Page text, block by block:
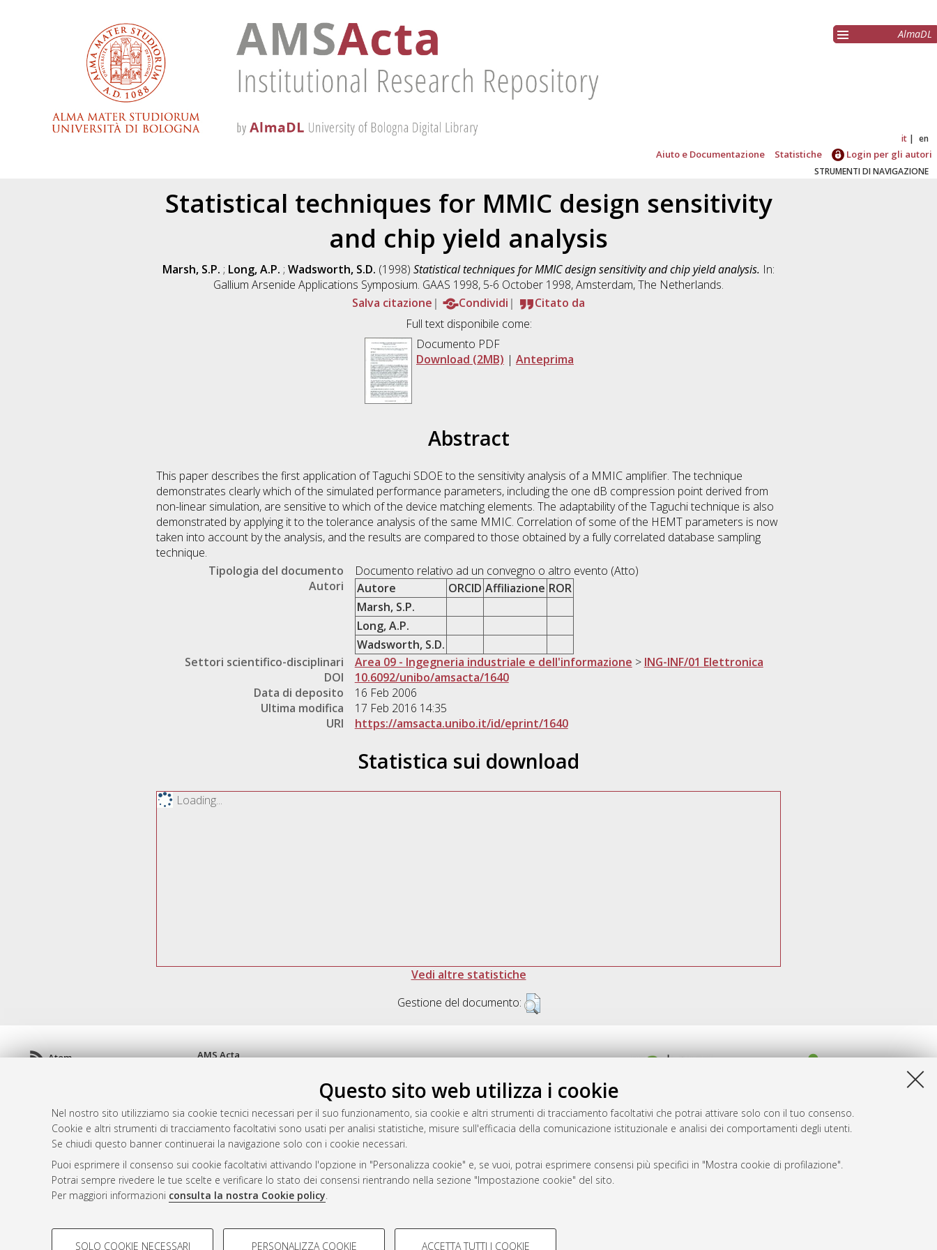
Questo sito web utilizza i cookie
Nel nostro sito utilizziamo sia cookie tecnici necessari per il suo funzionamento, sia cookie e altri strumenti di tracciamento facoltativi che potrai attivare solo con il tuo consenso.
Cookie e altri strumenti di tracciamento facoltativi sono usati per analisi statistiche, misure sull'efficacia della comunicazione istituzionale e analisi dei comportamenti degli utenti.
Se chiudi questo banner continuerai la navigazione solo con i cookie necessari.
Puoi esprimere il consenso sui cookie facoltativi attivando l'opzione in "Personalizza cookie" e, se vuoi, potrai esprimere consensi più specifici in "Mostra cookie di profilazione".
Potrai sempre rivedere le tue scelte e verificare lo stato dei consensi rientrando nella sezione "Impostazione cookie" del sito.
Per maggiori informazioni consulta la nostra Cookie policy.
COOKIE DI PROFILAZIONE - FACOLTATIVI COOKIE TECNICI - NECESSARI
SOLO COOKIE NECESSARI PERSONALIZZA COOKIE ACCETTA TUTTI I COOKIE
AlmaDL
it en
Aiuto e Documentazione Statistiche Login per gli autori
STRUMENTI DI NAVIGAZIONE
Statistical techniques for MMIC design sensitivity
and chip yield analysis
Marsh, S.P. ; Long, A.P. ; Wadsworth, S.D. (1998) Statistical techniques for MMIC design sensitivity and chip yield analysis. In:
Gallium Arsenide Applications Symposium. GAAS 1998, 5-6 October 1998, Amsterdam, The Netherlands.
Salva citazione
Condividi
Citato da
Full text disponibile come:
Documento PDF
Download (2MB) | Anteprima
Abstract
This paper describes the first application of Taguchi SDOE to the sensitivity analysis of a MMIC amplifier. The technique
demonstrates clearly which of the simulated performance parameters, including the one dB compression point derived from
non-linear simulation, are sensitive to which of the device matching elements. The adaptability of the Taguchi technique is also
demonstrated by applying it to the tolerance analysis of the same MMIC. Correlation of some of the HEMT parameters is now
taken into account by the analysis, and the results are compared to those obtained by a fully correlated database sampling
technique.
Tipologia del documento
Documento relativo ad un convegno o altro evento (Atto)
Autori
Autore ORCID Affiliazione ROR
Marsh, S.P.
Long, A.P.
Wadsworth, S.D.
Settori scientifico-disciplinari
Area 09 - Ingegneria industriale e dell'informazione > ING-INF/01 Elettronica
DOI
10.6092/unibo/amsacta/1640
Data di deposito
16 Feb 2006
Ultima modifica
17 Feb 2016 14:35
URI
https://amsacta.unibo.it/id/eprint/1640
Statistica sui download
Loading...
Vedi altre statistiche
Gestione del documento:
Atom
AMS Acta
doi.org/10.17616/R3P19R
Servizio implementato e gestito da
AlmaDL
Impostazioni Cookie
Informativa sulla privacy
Condizioni d'uso del sito
Mission e policies del repository